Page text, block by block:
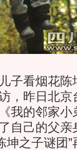
看烟花陈
，昨日北京
我的邻家
自己的父亲
坤之子谜团